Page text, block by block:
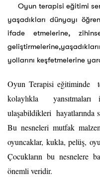
Oyun terapisi eğitimi
yaşadıkları dünyayı
ifade etmelerine,
yollarını keşfetmelerine
Oyun Terapisi eğitiminde
kolaylıkla yansıtmaları
ulaşabildikleri hayatlarında
Bu nesneleri mutfak
oyuncaklar, kukla, pelüş,
Çocukların bu nesnelere
önemli veridir.